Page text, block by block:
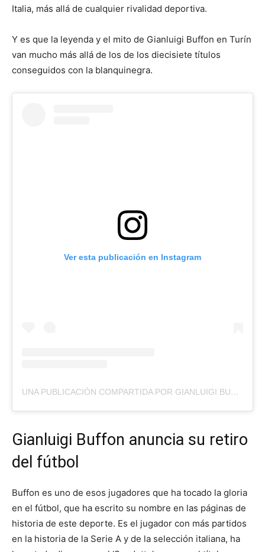
Italia, más allá de cualquier rivalidad deportiva.
Y es que la leyenda y el mito de Gianluigi Buffon en Turín
van mucho más allá de los de los diecisiete títulos
conseguidos con la blanquinegra.
Ver esta publicación en Instagram
UNA PUBLICACIÓN COMPARTIDA POR GIANLUIGI BUFFON (@GIANLUIGIBUFFON)
Gianluigi Buffon anuncia su retiro
del fútbol
Buffon es uno de esos jugadores que ha tocado la gloria
en el fútbol, que ha escrito su nombre en las páginas de
historia de este deporte. Es el jugador con más partidos
en la historia de la Serie A y de la selección italiana, ha